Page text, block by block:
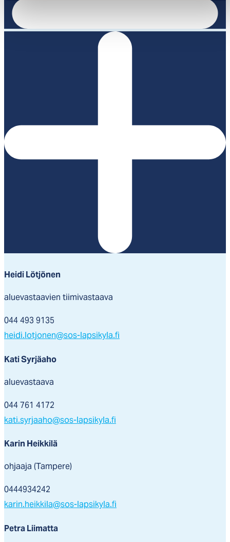
Heidi Lötjönen
aluevastaavien tiimivastaava
044 493 9135
heidi.lotjonen@sos-lapsikyla.fi
Kati Syrjäaho
aluevastaava
044 761 4172
kati.syrjaaho@sos-lapsikyla.fi
Karin Heikkilä
ohjaaja (Tampere)
0444934242
karin.heikkila@sos-lapsikyla.fi
Petra Liimatta